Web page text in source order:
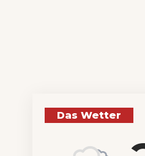
Das Wetter